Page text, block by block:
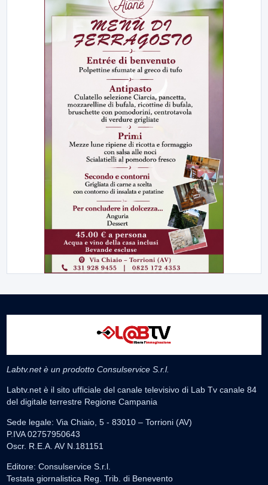
Labtv.net è un prodotto Consulservice S.r.l.
Labtv.net è il sito ufficiale del canale televisivo di Lab Tv canale 84
del digitale terrestre Regione Campania
Sede legale: Via Chiaio, 5 - 83010 – Torrioni (AV)
P.IVA 02757950643
Oscr. R.E.A. AV N.181151
Editore: Consulservice S.r.l.
Testata giornalistica Reg. Trib. di Benevento